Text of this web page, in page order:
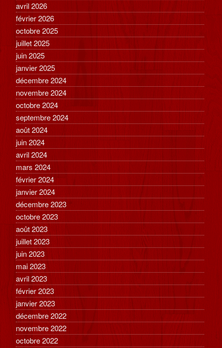
avril 2026
février 2026
octobre 2025
juillet 2025
juin 2025
janvier 2025
décembre 2024
novembre 2024
octobre 2024
septembre 2024
août 2024
juin 2024
avril 2024
mars 2024
février 2024
janvier 2024
décembre 2023
octobre 2023
août 2023
juillet 2023
juin 2023
mai 2023
avril 2023
février 2023
janvier 2023
décembre 2022
novembre 2022
octobre 2022